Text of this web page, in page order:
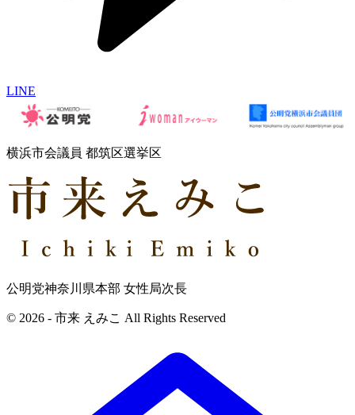
LINE
横浜市会議員 都筑区選挙区
公明党神奈川県本部 女性局次長
© 2026 - 市来 えみこ All Rights Reserved